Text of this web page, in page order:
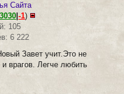
Сайта
3030 -1)
105
6 222
Завет учит.Это не
врагов. Легче любить